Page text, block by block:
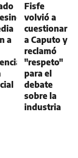
a
Fisfe
volvió a
cuestionar
a Caputo y
reclamó
"respeto"
para el
debate
sobre la
industria